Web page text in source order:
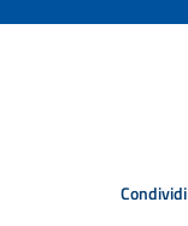
Condividi